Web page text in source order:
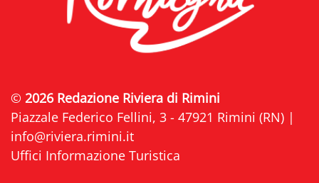
© 2026 Redazione Riviera di Rimini
Piazzale Federico Fellini, 3 - 47921 Rimini (RN) |
info@riviera.rimini.it
Uffici Informazione Turistica